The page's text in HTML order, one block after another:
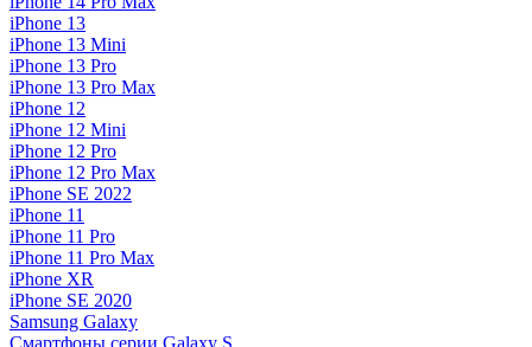
iPhone 13
iPhone 13 Mini
iPhone 13 Pro
iPhone 13 Pro Max
iPhone 12
iPhone 12 Mini
iPhone 12 Pro
iPhone 12 Pro Max
iPhone SE 2022
iPhone 11
iPhone 11 Pro
iPhone 11 Pro Max
iPhone XR
iPhone SE 2020
Samsung Galaxy
Смартфоны серии Galaxy S